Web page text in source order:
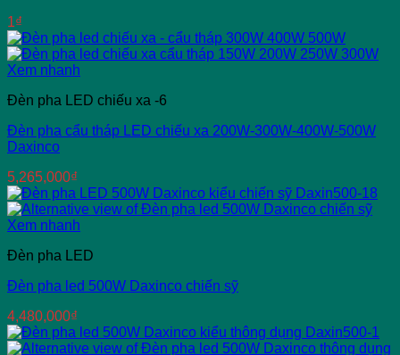
1₫
Xem nhanh
Đèn pha LED chiếu xa -6
Đèn pha cẩu tháp LED chiếu xa 200W-300W-400W-500W
Daxinco
5,265,000₫
Xem nhanh
Đèn pha LED
Đèn pha led 500W Daxinco chiến sỹ
4,480,000₫